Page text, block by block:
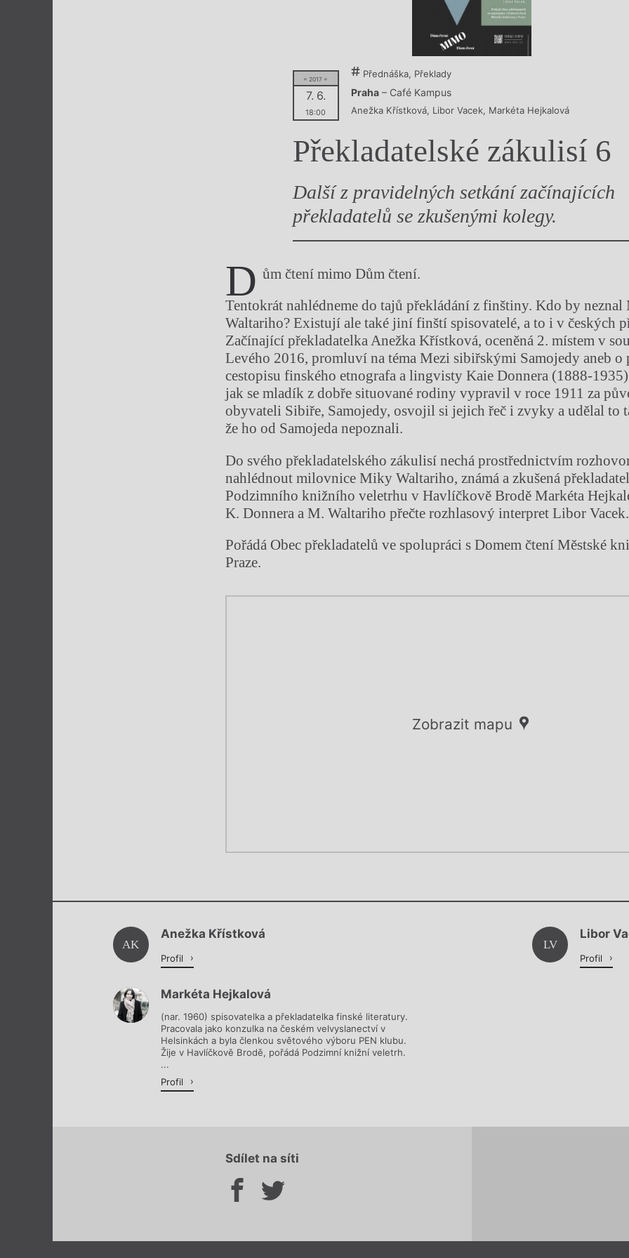
= 2017 =
7. 6.
18:00
Přednáška, Překlady
Praha – Café Kampus
Anežka Křístková, Libor Vacek, Markéta Hejkalová
Překladatelské zákulisí 6
Další z pravidelných setkání začínajících
překladatelů se zkušenými kolegy.
D ům čtení mimo Dům čtení.
Tentokrát nahlédneme do tajů překládání z finštiny. Kdo by
Waltariho? Existují ale také jiní finští spisovatelé, a to i v českých
Začínající překladatelka Anežka Křístková, oceněná 2. místem v
Levého 2016, promluví na téma Mezi sibiřskými Samojedy aneb o
cestopisu finského etnografa a lingvisty Kaie Donnera (1888-
jak se mladík z dobře situované rodiny vypravil v roce 1911 za
obyvateli Sibiře, Samojedy, osvojil si jejich řeč i zvyky a udělal to
že ho od Samojeda nepoznali.
Do svého překladatelského zákulisí nechá prostřednictvím
nahlédnout milovnice Miky Waltariho, známá a zkušená
Podzimního knižního veletrhu v Havlíčkově Brodě Markéta
K. Donnera a M. Waltariho přečte rozhlasový interpret Libor Vacek.
Pořádá Obec překladatelů ve spolupráci s Domem čtení Městské
Praze.
Zobrazit mapu
Chviličku.
AK
Anežka Křístková
Profil
LV
Libor
Profil
Markéta Hejkalová
(nar. 1960) spisovatelka a překladatelka finské literatury.
Pracovala jako konzulka na českém velvyslanectví v
Helsinkách a byla členkou světového výboru PEN klubu.
Žije v Havlíčkově Brodě, pořádá Podzimní knižní veletrh.
...
Profil
Sdílet na síti